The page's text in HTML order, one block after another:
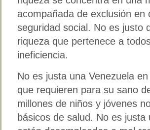
acompañada de exclusión
seguridad social. No es justo
riqueza que pertenece a
ineficiencia.
No es justa una Venezuela
que requieren para su sano
millones de niños y jóvenes
básicos de salud. No es